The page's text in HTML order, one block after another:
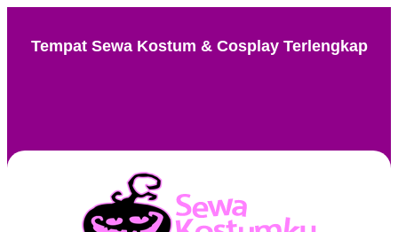
Tempat Sewa Kostum & Cosplay Terlengkap